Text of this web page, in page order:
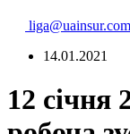
liga@uainsur.com
14.01.2021
12 січня